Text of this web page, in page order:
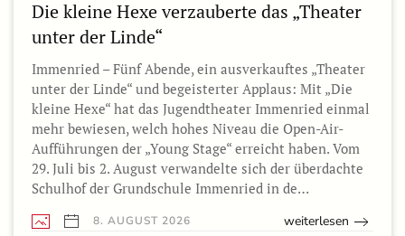
Die kleine Hexe verzauberte das „Theater
unter der Linde“
Immenried – Fünf Abende, ein ausverkauftes „Theater
unter der Linde“ und begeisterter Applaus: Mit „Die
kleine Hexe“ hat das Jugendtheater Immenried einmal
mehr bewiesen, welch hohes Niveau die Open-Air-
Aufführungen der „Young Stage“ erreicht haben. Vom
29. Juli bis 2. August verwandelte sich der überdachte
Schulhof der Grundschule Immenried in de…
8. AUGUST 2026 weiterlesen